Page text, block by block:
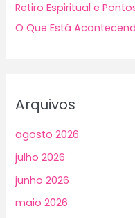
Retiro Espiritual e
O Que Está
Arquivos
agosto 2026
julho 2026
junho 2026
maio 2026